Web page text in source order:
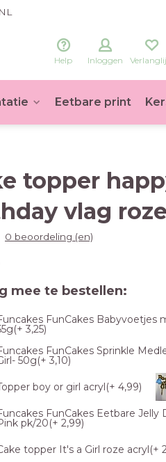
Help Inloggen
Eetbare print
topper
vlag
0 beoordeling (en)
mee te bestellen:
FunCakes Babyvoetjes
3,25)
FunCakes Sprinkle
50g(+ 3,10)
boy or girl acryl(+ 4,99)
FunCakes Eetbare Jelly
pk/20(+ 2,99)
topper It's a Girl roze acryl(+